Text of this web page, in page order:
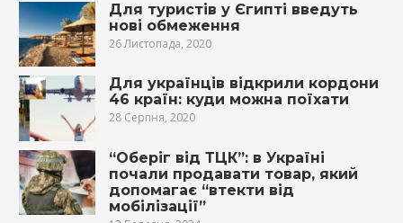
Для туристів у Єгипті введуть
нові обмеження
26 Листопада, 2020
Для українців відкрили кордони
46 країн: куди можна поїхати
28 Серпня, 2020
“Оберіг від ТЦК”: в Україні
почали продавати товар, який
допомагає “втекти від
мобілізації”